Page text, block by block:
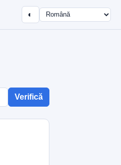
◐
Verifică